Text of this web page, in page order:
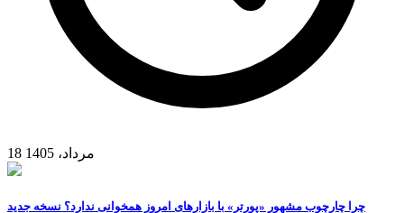
18 مرداد، 1405
چرا چارچوب مشهور «پورتر» با بازارهای امروز همخوانی ندارد؟ نسخه جدید